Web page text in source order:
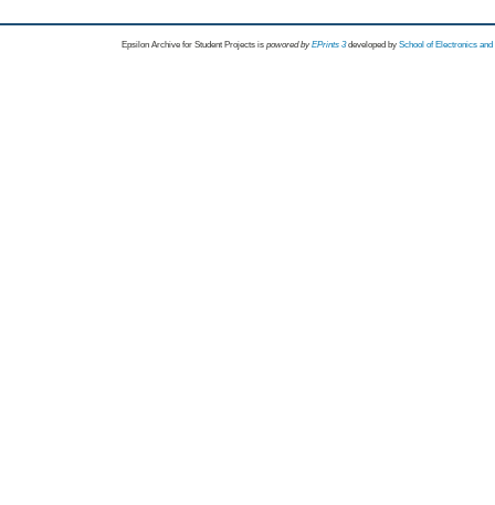
Epsilon Archive for Student Projects is powored byEPrints 3 developed by School of Electronics